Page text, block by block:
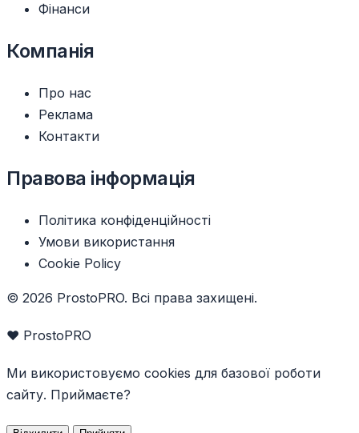
Фінанси
Компанія
Про нас
Реклама
Контакти
Правова інформація
Політика конфіденційності
Умови використання
Cookie Policy
© 2026 ProstoPRO. Всі права захищені.
❤️ ProstoPRO
Ми використовуємо cookies для базової роботи
сайту. Приймаєте?